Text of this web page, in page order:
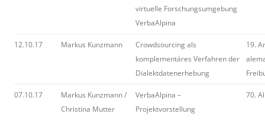
virtuelle Forschungsumgebung
VerbaAlpina
12.10.17 Markus Kunzmann
Crowdsourcing als
komplementäres Verfahren der
Dialektdatenerhebung
19.
07.10.17
Markus Kunzmann /
Christina Mutter
VerbaAlpina –
Projektvorstellung
70.